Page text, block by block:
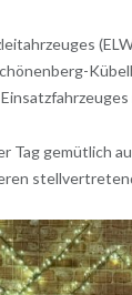
Tag gemütlich